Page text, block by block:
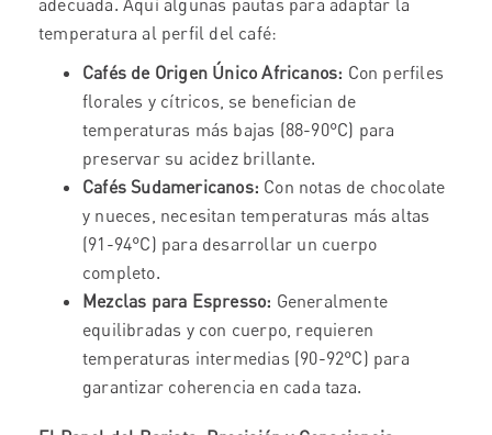
adecuada. Aquí algunas pautas para adaptar la
temperatura al perfil del café:
Cafés de Origen Único Africanos: Con perfiles
florales y cítricos, se benefician de
temperaturas más bajas (88-90°C) para
preservar su acidez brillante.
Cafés Sudamericanos: Con notas de chocolate
y nueces, necesitan temperaturas más altas
(91-94°C) para desarrollar un cuerpo
completo.
Mezclas para Espresso: Generalmente
equilibradas y con cuerpo, requieren
temperaturas intermedias (90-92°C) para
garantizar coherencia en cada taza.